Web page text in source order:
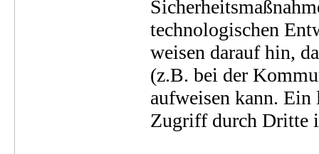
technologischen
weisen darauf hin,
(z.B. bei der
aufweisen kann. Ein
Zugriff durch Dritte